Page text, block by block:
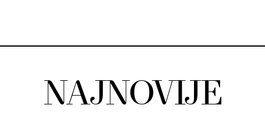
NAJNOVIJE